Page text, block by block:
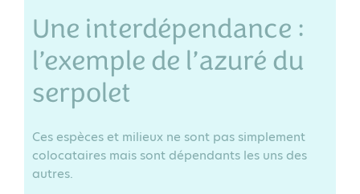
Une interdépendance :
l’exemple de l’azuré du
serpolet
Ces espèces et milieux ne sont pas simplement
colocataires mais sont dépendants les uns des
autres.